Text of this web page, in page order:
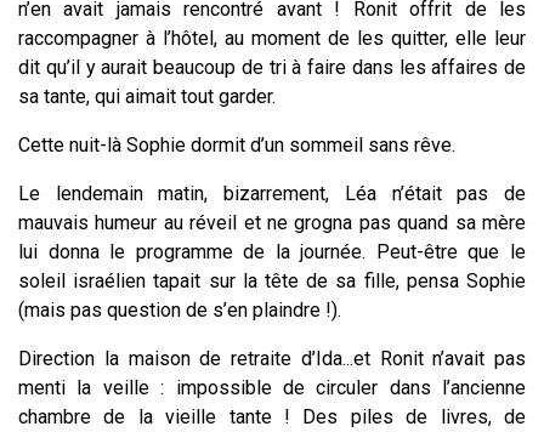
n’en avait jamais rencontré avant ! Ronit offrit de les
raccompagner à l’hôtel, au moment de les quitter, elle leur
dit qu’il y aurait beaucoup de tri à faire dans les affaires de
sa tante, qui aimait tout garder.
Cette nuit-là Sophie dormit d’un sommeil sans rêve.
Le lendemain matin, bizarrement, Léa n’était pas de
mauvais humeur au réveil et ne grogna pas quand sa mère
lui donna le programme de la journée. Peut-être que le
soleil israélien tapait sur la tête de sa fille, pensa Sophie
(mais pas question de s’en plaindre !).
Direction la maison de retraite d’Ida...et Ronit n’avait pas
menti la veille : impossible de circuler dans l’ancienne
chambre de la vieille tante ! Des piles de livres, de